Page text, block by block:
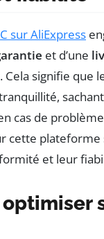
sur AliExpress
et d’une
. Cela signifie que
cas de
cette
et leur